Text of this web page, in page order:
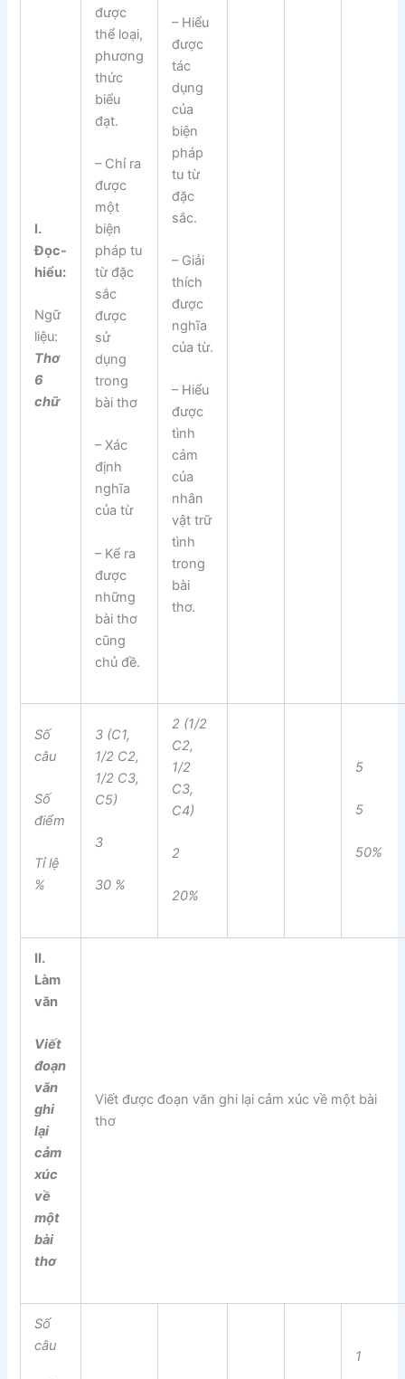
I.
Đọc-
hiểu:
Ngữ
liệu:
Thơ
6
chữ
được
thể loại,
phương
thức
biểu
đạt.
– Chỉ ra
được
một
biện
pháp tu
từ đặc
sắc
được
sử
dụng
trong
bài thơ
– Xác
định
nghĩa
của từ
– Kể ra
được
những
bài thơ
cũng
chủ đề.
– Hiểu
được
tác
dụng
của
biện
pháp
tu từ
đặc
sắc.
– Giải
thích
được
nghĩa
của từ.
– Hiểu
được
tình
cảm
của
nhân
vật trữ
tình
trong
bài
thơ.
Số
câu
Số
điểm
Tỉ lệ
%
3 (C1,
1/2 C2,
1/2 C3,
C5)
3
30 %
2 (1/2
C2,
1/2
C3,
C4)
2
20%
5
5
50%
II.
Làm
văn
Viết
đoạn
văn
ghi
lại
cảm
xúc
về
một
bài
thơ
Viết được đoạn văn ghi lại cảm xúc về một bài
thơ
Số
câu
1